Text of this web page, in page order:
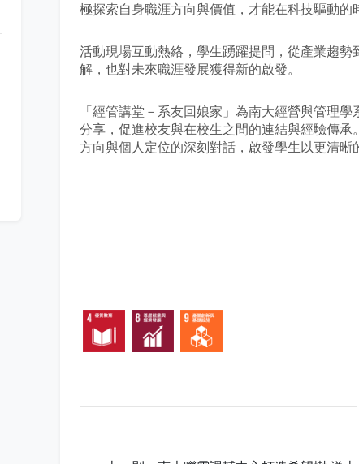
極探索自身職涯方向與價值，才能在科技驅動的
活動現場互動熱絡，學生踴躍提問，從產業趨
解，也對未來職涯發展獲得新的啟發。
「經管講堂－系友回娘家」為南大經營與管理
分享，促進校友與在校生之間的連結與經驗傳
方向與個人定位的深刻對話，啟發學生以更清晰